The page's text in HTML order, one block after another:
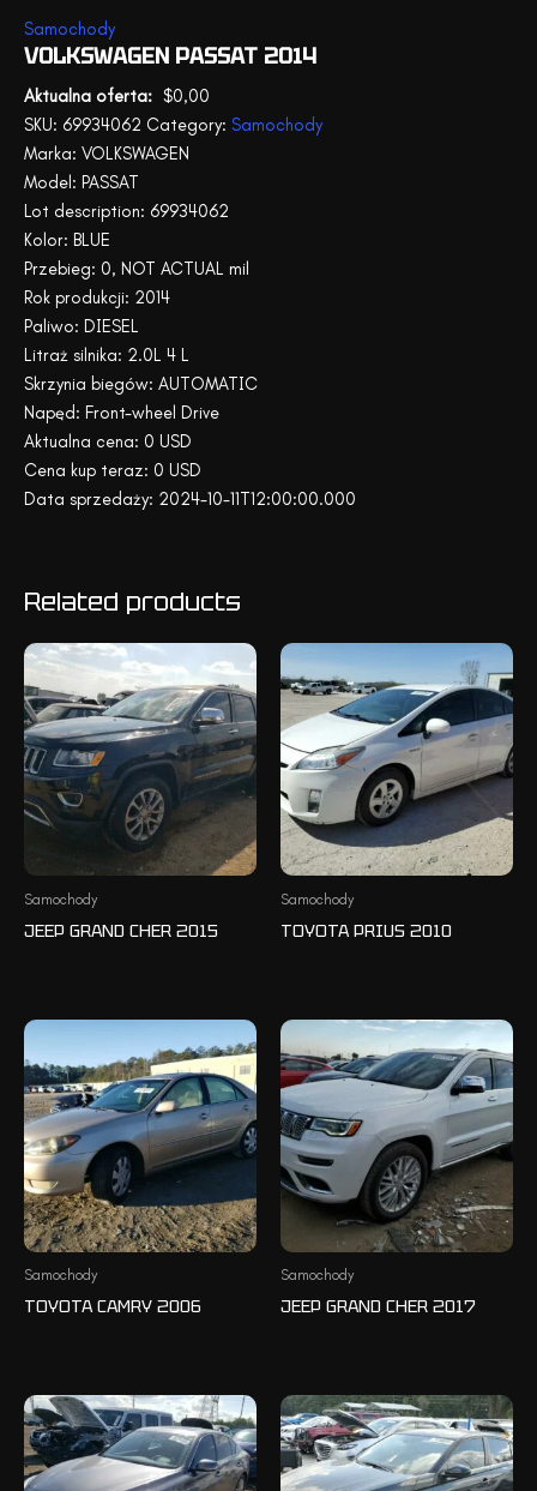
Samochody
VOLKSWAGEN PASSAT 2014
$0,00
SKU: 69934062 Category: Samochody
Marka: VOLKSWAGEN
Model: PASSAT
Lot description: 69934062
Kolor: BLUE
Przebieg: 0, NOT ACTUAL mil
Rok produkcji: 2014
Paliwo: DIESEL
Litraż silnika: 2.0L 4 L
Skrzynia biegów: AUTOMATIC
Napęd: Front-wheel Drive
Aktualna cena: 0 USD
Cena kup teraz: 0 USD
Data sprzedaży: 2024-10-11T12:00:00.000
Related products
Samochody
JEEP GRAND CHER 2015
Samochody
TOYOTA PRIUS 2010
Samochody
TOYOTA CAMRY 2006
Samochody
JEEP GRAND CHER 2017